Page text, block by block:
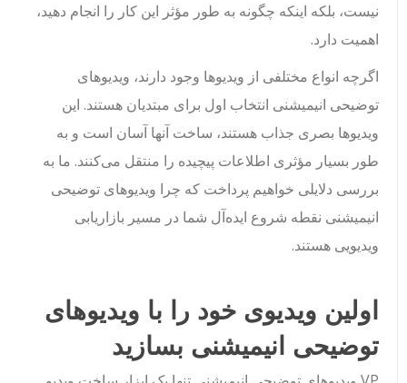
نیست، بلکه اینکه چگونه به طور مؤثر این کار را انجام دهید،
اهمیت دارد.
اگرچه انواع مختلفی از ویدیوها وجود دارند، ویدیوهای
توضیحی انیمیشنی انتخاب اول برای مبتدیان هستند. این
ویدیوها بصری جذاب هستند، ساخت آنها آسان است و به
طور بسیار مؤثری اطلاعات پیچیده را منتقل می‌کنند. ما به
بررسی دلایلی خواهیم پرداخت که چرا ویدیوهای توضیحی
انیمیشنی نقطه شروع ایده‌آل شما در مسیر بازاریابی
ویدیویی هستند.
اولین ویدیوی خود را با ویدیوهای
توضیحی انیمیشنی بسازید